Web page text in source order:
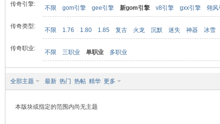
传奇引擎:
不限 gom引擎 gee引擎 新gom引擎 v8引擎 gxx引擎 翎风
传奇类型:
不限 1.76 1.80 1.85 复古 火龙 沉默 迷失 神器 冰雪
传奇职业:
不限 三职业 单职业 多职业
全部主题 最新 热门 热帖 精华 更多
本版块或指定的范围内尚无主题